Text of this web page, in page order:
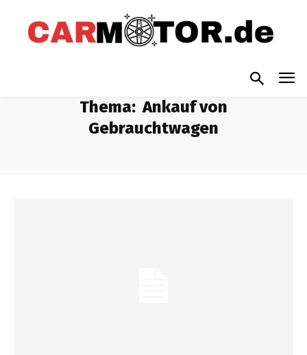
Thema: Ankauf von
Gebrauchtwagen